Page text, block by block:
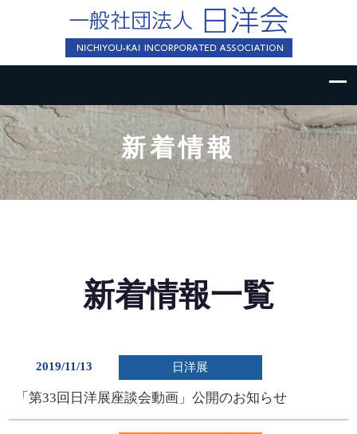
新着情報
新着情報一覧
2019/11/13 日洋展
「第33回日洋展座談会動画」公開のお知らせ